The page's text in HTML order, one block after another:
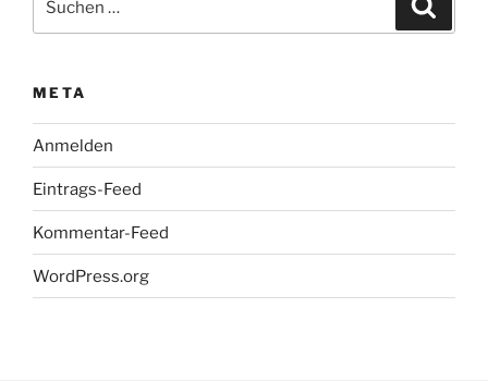
nach:
META
Anmelden
Eintrags-Feed
Kommentar-Feed
WordPress.org